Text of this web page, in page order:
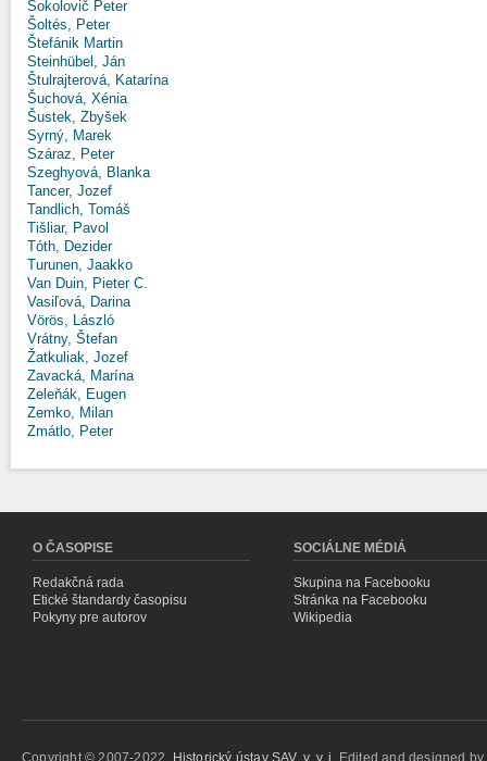
Sokolovič Peter
Šoltés, Peter
Štefánik Martin
Steinhübel, Ján
Štulrajterová, Katarína
Šuchová, Xénia
Šustek, Zbyšek
Syrný, Marek
Száraz, Peter
Szeghyová, Blanka
Tancer, Jozef
Tandlich, Tomáš
Tišliar, Pavol
Tóth, Dezider
Turunen, Jaakko
Van Duin, Pieter C.
Vasiľová, Darina
Vörös, László
Vrátny, Štefan
Žatkuliak, Jozef
Zavacká, Marína
Zeleňák, Eugen
Zemko, Milan
Zmátlo, Peter
O ČASOPISE
Redakčná rada
Etické štandardy časopisu
Pokyny pre autorov
SOCIÁLNE MÉDIÁ
Skupina na Facebooku
Stránka na Facebooku
Wikipedia